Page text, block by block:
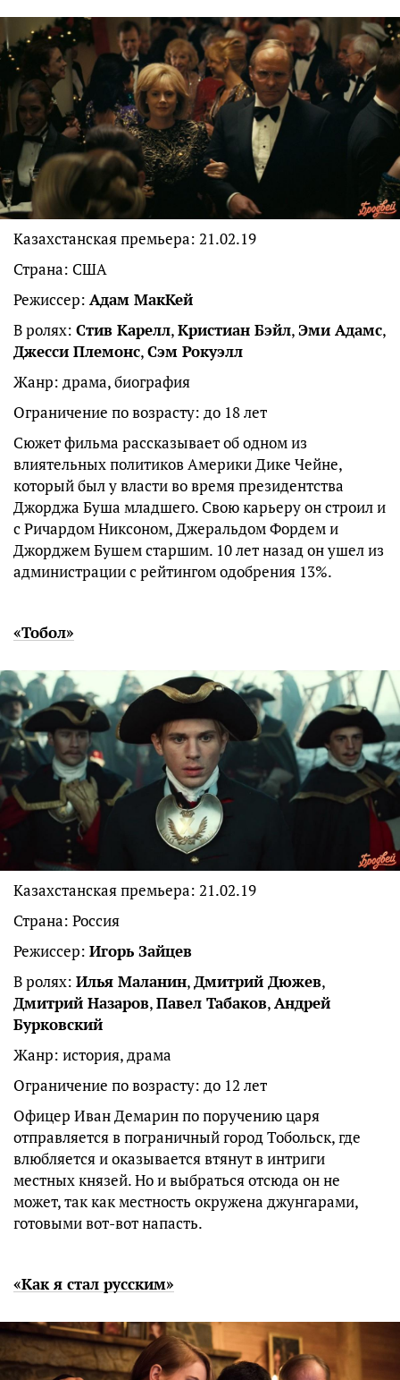
Казахстанская премьера: 21.02.19
Страна: США
Режиссер: Адам МакКей
В ролях: Стив Карелл,Кристиан Бэйл,Эми Адамс,
Джесси Племонс,Сэм Рокуэлл
Жанр: драма, биография
Ограничение по возрасту: до 18 лет
Сюжет фильма рассказывает об одном из
влиятельных политиков Америки Дике Чейне,
который был у власти во время президентства
Джорджа Буша младшего. Свою карьеру он строил и
с Ричардом Никсоном, Джеральдом Фордем и
Джорджем Бушем старшим. 10 лет назад он ушел из
администрации с рейтингом одобрения 13%.
«Тобол»
Казахстанская премьера: 21.02.19
Страна: Россия
Режиссер: Игорь Зайцев
В ролях: Илья Маланин,Дмитрий Дюжев,
Дмитрий Назаров,Павел Табаков,Андрей
Бурковский
Жанр: история, драма
Ограничение по возрасту: до 12 лет
Офицер Иван Демарин по поручению царя
отправляется в пограничный город Тобольск, где
влюбляется и оказывается втянут в интриги
местных князей. Но и выбраться отсюда он не
может, так как местность окружена джунгарами,
готовыми вот-вот напасть.
«Как я стал русским»